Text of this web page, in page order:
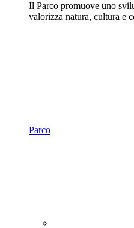
Il Parco promuove uno
valorizza natura, cultura e
Parco